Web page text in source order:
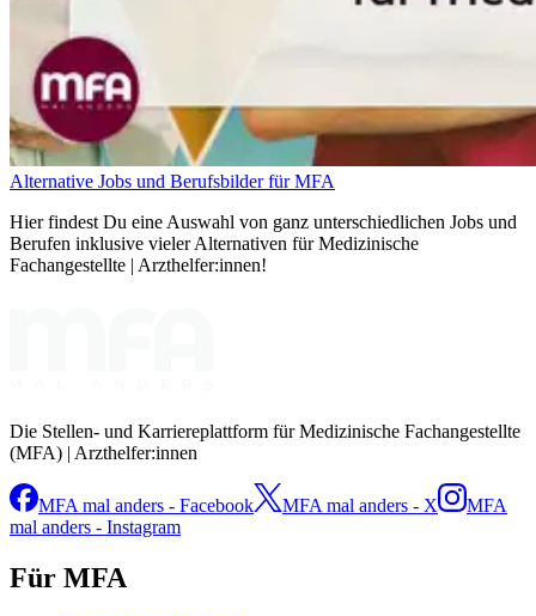
Alternative Jobs und Berufsbilder für MFA
Hier findest Du eine Auswahl von ganz unterschiedlichen Jobs und
Berufen inklusive vieler Alternativen für Medizinische
Fachangestellte | Arzthelfer:innen!
Die Stellen- und Karriereplattform für Medizinische Fachangestellte
(MFA) | Arzthelfer:innen
MFA mal anders - Facebook MFA mal anders - X
MFA
mal anders - Instagram
Für MFA